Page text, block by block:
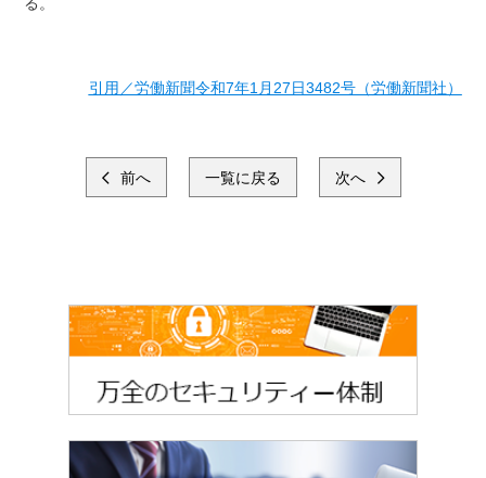
引用／労働新聞令和7年1月27日3482号（労働新聞社）
前へ 一覧に戻る 次へ